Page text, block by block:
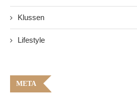
Klussen
Lifestyle
META